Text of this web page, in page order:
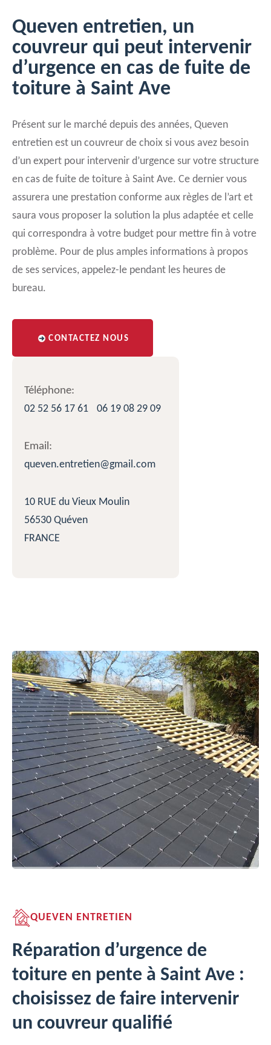
Queven entretien, un
couvreur qui peut intervenir
d’urgence en cas de fuite de
toiture à Saint Ave
Présent sur le marché depuis des années, Queven
entretien est un couvreur de choix si vous avez besoin
d’un expert pour intervenir d’urgence sur votre structure
en cas de fuite de toiture à Saint Ave. Ce dernier vous
assurera une prestation conforme aux règles de l’art et
saura vous proposer la solution la plus adaptée et celle
qui correspondra à votre budget pour mettre fin à votre
problème. Pour de plus amples informations à propos
de ses services, appelez-le pendant les heures de
bureau.
CONTACTEZ NOUS
Téléphone:
02 52 56 17 61
06 19 08 29 09
Email:
queven.entretien@gmail.com
10 RUE du Vieux Moulin
56530 Quéven
FRANCE
QUEVEN ENTRETIEN
Réparation d’urgence de
toiture en pente à Saint Ave :
choisissez de faire intervenir
un couvreur qualifié